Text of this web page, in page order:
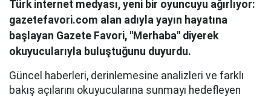
Türk internet medyası, yeni bir oyuncuyu ağırlıyor:
gazetefavori.com alan adıyla yayın hayatına
başlayan Gazete Favori, "Merhaba" diyerek
okuyucularıyla buluştuğunu duyurdu.
Güncel haberleri, derinlemesine analizleri ve farklı
bakış açılarını okuyucularına sunmayı hedefleyen